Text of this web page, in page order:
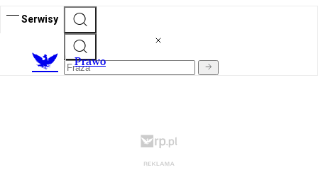
Serwisy
Prawo